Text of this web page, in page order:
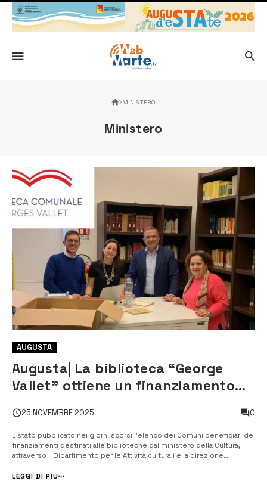
MINISTERO
Ministero
AUGUSTA
Augusta| La biblioteca “George
Vallet” ottiene un finanziamento
25 NOVEMBRE 2025 0
È stato pubblicato nei giorni scorsi l’elenco dei Comuni beneficiari dei
finanziamenti destinati alle biblioteche dal ministero della Cultura,
attraverso il Dipartimento per le Attività culturali e la direzione
previsto dal decreto ministeriale 272 del 5 agosto 2025 fi...
LEGGI DI PIÙ